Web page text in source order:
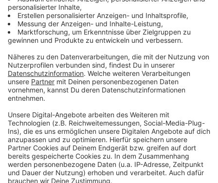
Verband. Bereits jetzt würden Beregnungsanlagen
zum Einsatz kommen, etwa für die
Kartoffelflächen.
Anzeige
Anzeige